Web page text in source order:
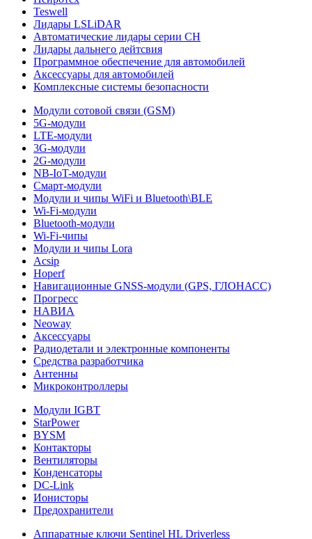
Teswell
Лидары LSLiDAR
Автоматические лидары серии CH
Лидары дальнего дейтсвия
Программное обеспечение для автомобилей
Аксессуары для автомобилей
Комплексные системы безопасности
Модули сотовой связи (GSM)
5G-модули
LTE-модули
3G-модули
2G-модули
NB-IoT-модули
Смарт-модули
Модули и чипы WiFi и Bluetooth\BLE
Wi-Fi-модули
Bluetooth-модули
Wi-Fi-чипы
Модули и чипы Lora
Acsip
Hoperf
Навигационные GNSS-модули (GPS, ГЛОНАСС)
Прогресс
НАВИА
Neoway
Аксессуары
Радиодетали и электронные компоненты
Средства разработчика
Антенны
Микроконтроллеры
Модули IGBT
StarPower
BYSM
Контакторы
Вентиляторы
Конденсаторы
DC-Link
Ионисторы
Предохранители
Аппаратные ключи Sentinel HL Driverless